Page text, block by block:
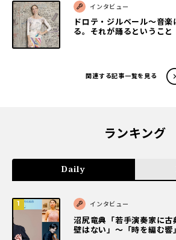
インタビュー
ドロテ・ジルベール〜音
る。それが踊るということ
関連する記事一覧を見る
ランキング
Daily
インタビュー
沼尻竜典「若手演奏家に古
壁はない」～「時を編む